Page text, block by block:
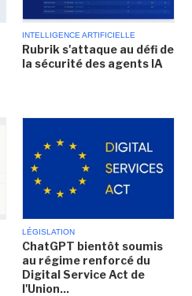
INTELLIGENCE ARTIFICIELLE
Rubrik s'attaque au défi de
la sécurité des agents IA
LÉGISLATION
ChatGPT bientôt soumis
au régime renforcé du
Digital Service Act de
l'Union...